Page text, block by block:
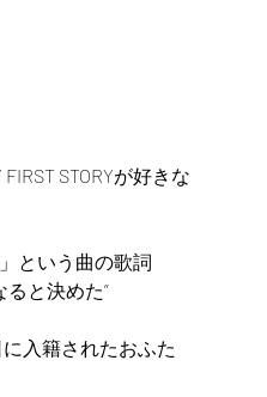
FIRST STORYが好きな
」という曲の歌詞
ると決めた”
入籍されたおふた